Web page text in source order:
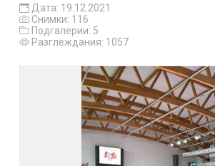
Дата: 19.12.2021
Снимки: 116
Подгалерии: 5
Разглеждания: 1057